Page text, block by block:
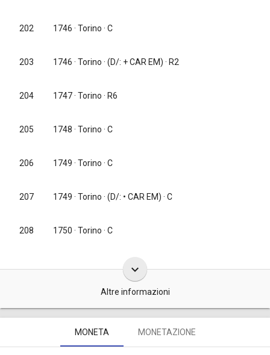
202 1746 · Torino · C
203 1746 · Torino · (D/: + CAR EM) · R2
204 1747· Torino · R6
205 1748 · Torino · C
206 1749 · Torino · C
207 1749 · Torino · (D/: • CAR EM) · C
208 1750 · Torino · C
keyboard_arrow_down
Altre informazioni
Queste monete da 2 denari furono coniate, complessivamente, in
40.000.000 di pezzi e precisamente: 4.800.000 tra il 1732 e il 1733,
altrettanti tra il 1734 e il 1735, 1.200.000 nel 1738, 6.000.000 nel
MONETA MONETAZIONE